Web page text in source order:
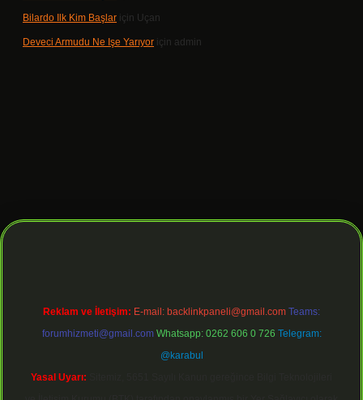
Bilardo Ilk Kim Başlar için Uçan
Deveci Armudu Ne Işe Yarıyor için admin
Reklam ve İletişim: E-mail: backlinkpaneli@gmail.com Teams:
forumhizmeti@gmail.com Whatsapp: 0262 606 0 726 Telegram:
@karabul
Yasal Uyarı: